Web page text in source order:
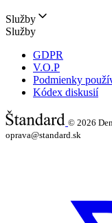
Služby
Služby
GDPR
V.O.P
Podmienky
Kódex diskusií
© 2026
oprava@standard.sk